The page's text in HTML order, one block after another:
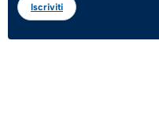
Iscriviti